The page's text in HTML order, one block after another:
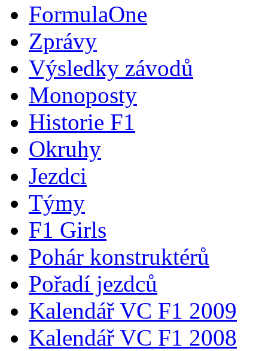
FormulaOne
Zprávy
Výsledky závodů
Monoposty
Historie F1
Okruhy
Jezdci
Týmy
F1 Girls
Pohár konstruktérů
Pořadí jezdců
Kalendář VC F1 2009
Kalendář VC F1 2008